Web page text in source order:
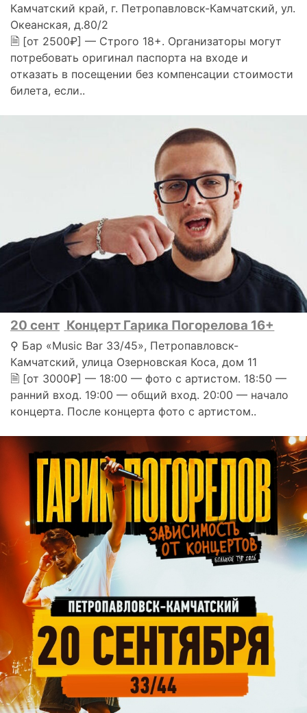
Камчатский край, г. Петропавловск-Камчатский, ул.
Океанская, д.80/2
🗎 [от 2500₽] — Строго 18+. Организаторы могут
потребовать оригинал паспорта на входе и
отказать в посещении без компенсации стоимости
билета, если..
20 сент Концерт Гарика Погорелова 16+
⚲ Бар «Music Bar 33/45», Петропавловск-
Камчатский, улица Озерновская Коса, дом 11
🗎 [от 3000₽] — 18:00 — фото с артистом. 18:50 —
ранний вход. 19:00 — общий вход. 20:00 — начало
концерта. После концерта фото с артистом..